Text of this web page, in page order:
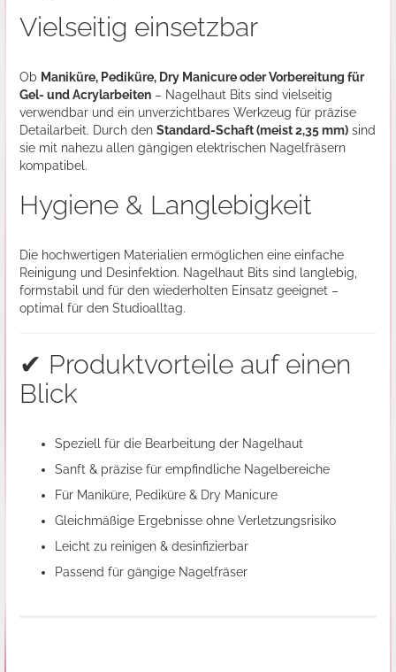
Vielseitig einsetzbar
Ob Maniküre, Pediküre, Dry Manicure oder Vorbereitung für
Gel- und Acrylarbeiten – Nagelhaut Bits sind vielseitig
verwendbar und ein unverzichtbares Werkzeug für präzise
Detailarbeit. Durch den Standard-Schaft (meist 2,35 mm) sind
sie mit nahezu allen gängigen elektrischen Nagelfräsern
kompatibel.
Hygiene & Langlebigkeit
Die hochwertigen Materialien ermöglichen eine einfache
Reinigung und Desinfektion. Nagelhaut Bits sind langlebig,
formstabil und für den wiederholten Einsatz geeignet –
optimal für den Studioalltag.
✔ Produktvorteile auf einen
Blick
Speziell für die Bearbeitung der Nagelhaut
Sanft & präzise für empfindliche Nagelbereiche
Für Maniküre, Pediküre & Dry Manicure
Gleichmäßige Ergebnisse ohne Verletzungsrisiko
Leicht zu reinigen & desinfizierbar
Passend für gängige Nagelfräser